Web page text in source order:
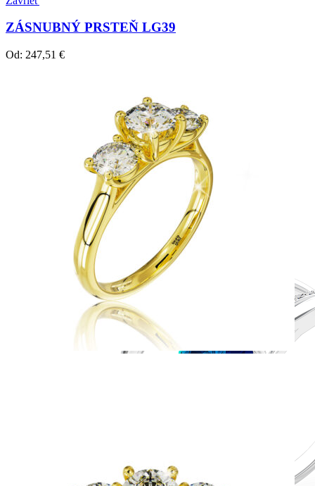
ZÁSNUBNÝ PRSTEŇ LG39
Od: 247,51 €